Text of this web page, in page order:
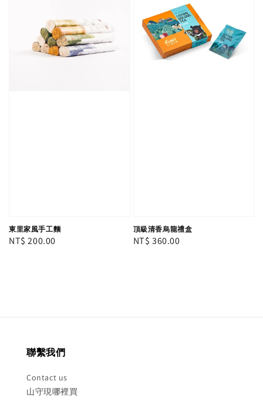
東里家風手工麵
Regular
NT$ 200.00
頂級清香烏龍禮盒
Regular
NT$ 360.00
聯繫我們
Contact us
山守現哪裡買